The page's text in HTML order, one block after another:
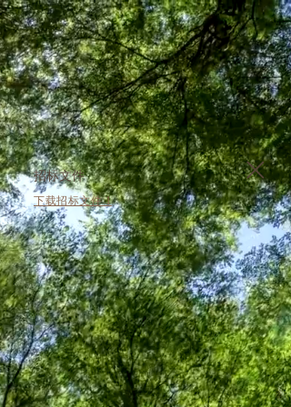
​招标文件
​​下载招标文件 1